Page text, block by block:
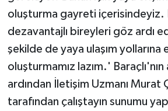
oluşturma gayreti içerisindeyiz.
dezavantajlı bireyleri göz ardı
şekilde de yaya ulaşım yollarına
oluşturmamız lazım.' Baraçlı'nın
ardından İletişim Uzmanı Murat
tarafından çalıştayın sunumu